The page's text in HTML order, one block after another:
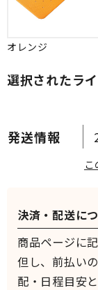
オレンジ
選択されたラ
こ
決済・配送に
商品ページに
但し、前払い
配・日程目安と